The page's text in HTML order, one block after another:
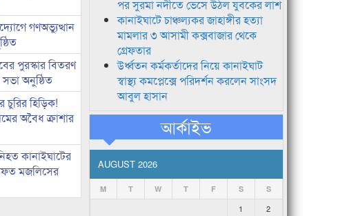
গণঅভ্যুত্থান
পুরস্কার বিতরণ
অনুষ্ঠিত
হিড়িক!
অবৈধ ক্রাশার
কানাইঘাটের
মজলিসের
পর সুরমা নদীতে ভেসে উঠল যুবকের লাশ
কানাইঘাটে চাঞ্চল্যকর জাহাঙ্গীর হত্যা
মামলার ৩ আসামী কক্সবাজার থেকে
গ্রেফতার
উর্ধ্বতন কর্মকর্তাদের নিয়ে কানাইঘাট
স্বাস্থ্য কমপ্লেক্সে পরিদর্শন করলেন সাংসদ
আবুল হাসান
আর্কাইভ
AUGUST 2026
M T W T F S S
1
2